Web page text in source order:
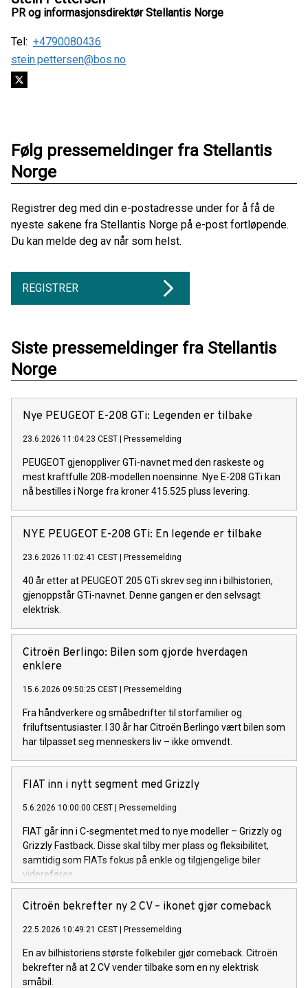
PR og informasjonsdirektør Stellantis Norge
Tel: +4790080436
stein.pettersen@bos.no
Følg pressemeldinger fra Stellantis
Norge
Registrer deg med din e-postadresse under for å få de
nyeste sakene fra Stellantis Norge på e-post fortløpende.
Du kan melde deg av når som helst.
REGISTRER
Siste pressemeldinger fra Stellantis
Norge
Nye PEUGEOT E-208 GTi: Legenden er tilbake
23.6.2026 11:04:23 CEST Pressemelding
PEUGEOT gjenoppliver GTi-navnet med den raskeste og
mest kraftfulle 208-modellen noensinne. Nye E-208 GTi kan
nå bestilles i Norge fra kroner 415.525 pluss levering.
NYE PEUGEOT E-208 GTi: En legende er tilbake
23.6.2026 11:02:41 CEST Pressemelding
40 år etter at PEUGEOT 205 GTi skrev seg inn i bilhistorien,
gjenoppstår GTi-navnet. Denne gangen er den selvsagt
elektrisk.
Citroën Berlingo: Bilen som gjorde hverdagen
enklere
15.6.2026 09:50:25 CEST Pressemelding
Fra håndverkere og småbedrifter til storfamilier og
friluftsentusiaster. I 30 år har Citroën Berlingo vært bilen som
har tilpasset seg menneskers liv – ikke omvendt.
FIAT inn i nytt segment med Grizzly
5.6.2026 10:00:00 CEST Pressemelding
FIAT går inn i C-segmentet med to nye modeller – Grizzly og
Grizzly Fastback. Disse skal tilby mer plass og fleksibilitet,
samtidig som FIATs fokus på enkle og tilgjengelige biler
videreføres.
Citroën bekrefter ny 2 CV – ikonet gjør comeback
22.5.2026 10:49:21 CEST Pressemelding
En av bilhistoriens største folkebiler gjør comeback. Citroën
bekrefter nå at 2 CV vender tilbake som en ny elektrisk
småbil.